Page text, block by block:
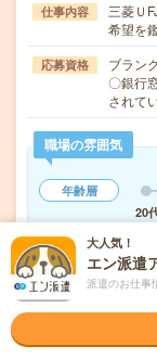
仕事内容
三菱Ｕ
希望を
応募資格
ブラン
〇銀行
されて
職場の雰囲気
年齢層
20
男女比率
女
大人気！
エン派遣
派遣のお仕事